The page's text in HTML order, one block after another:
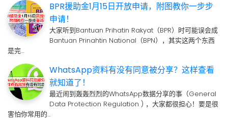
BPR援助金1月15日开放申请，附图教你一步步
申请！
大家听到Bantuan Prihatin Rakyat（BPR）时可能误会成
Bantuan Prinahtin National（BPN），其实这两个东西
是完…
WhatsApp资料有没有同意被分享？这样查看
就知道了！
最近闹到轰轰烈烈的WhatsApp数据分享的事（General
Data Protection Regulation ) ，大家都很担心！要是很
害怕你常用的…